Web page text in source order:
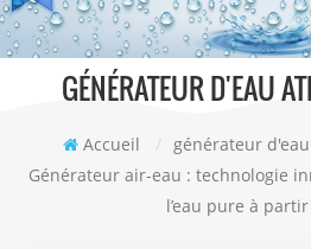
GÉNÉRATEUR D'EAU
Accueil / générateur
Générateur air-eau : technologie
l’eau pure à partir